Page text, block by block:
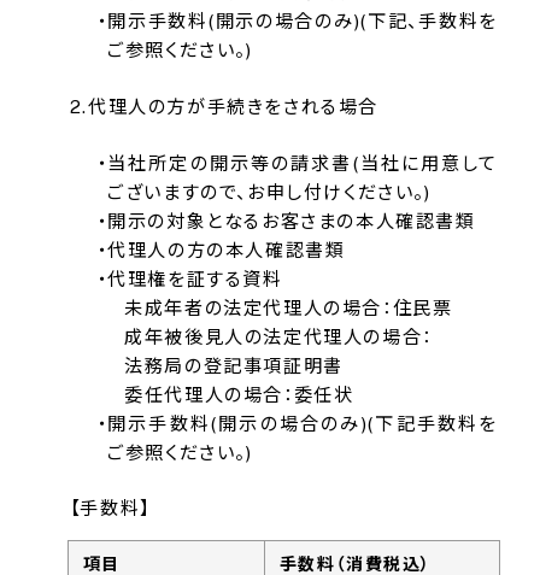
開示手数料(開示の場合のみ)(下記、手数料を
ご参照ください。)
代理人の方が手続きをされる場合
当社所定の開示等の請求書(当社に用意して
ございますので、お申し付けください。)
開示の対象となるお客さまの本人確認書類
代理人の方の本人確認書類
代理権を証する資料
未成年者の法定代理人の場合：住民票
成年被後見人の法定代理人の場合：
法務局の登記事項証明書
委任代理人の場合：委任状
開示手数料(開示の場合のみ)(下記手数料を
ご参照ください。)
【手数料】
項目 手数料（消費税込）